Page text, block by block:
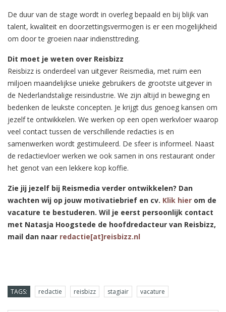
De duur van de stage wordt in overleg bepaald en bij blijk van
talent, kwaliteit en doorzettingsvermogen is er een mogelijkheid
om door te groeien naar indiensttreding.
Dit moet je weten over Reisbizz
Reisbizz is onderdeel van uitgever Reismedia, met ruim een
miljoen maandelijkse unieke gebruikers de grootste uitgever in
de Nederlandstalige reisindustrie. We zijn altijd in beweging en
bedenken de leukste concepten. Je krijgt dus genoeg kansen om
jezelf te ontwikkelen. We werken op een open werkvloer waarop
veel contact tussen de verschillende redacties is en
samenwerken wordt gestimuleerd. De sfeer is informeel. Naast
de redactievloer werken we ook samen in ons restaurant onder
het genot van een lekkere kop koffie.
Zie jij jezelf bij Reismedia verder ontwikkelen? Dan
wachten wij op jouw motivatiebrief en cv. Klik hier om de
vacature te bestuderen. Wil je eerst persoonlijk contact
met Natasja Hoogstede de hoofdredacteur van Reisbizz,
mail dan naar redactie[at]reisbizz.nl
TAGS: redactie reisbizz stagiair vacature